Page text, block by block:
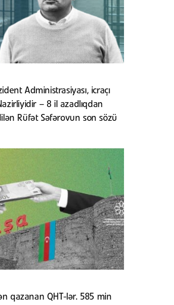
Administrasiyası, icraçı
– 8 il azadlıqdan
Rüfət Səfərovun son sözü
qazanan QHT-lər. 585 min